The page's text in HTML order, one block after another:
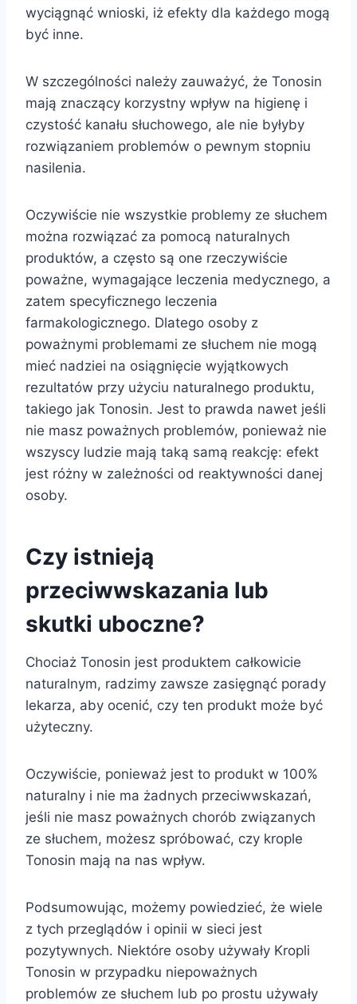
wyciągnąć wnioski, iż efekty dla każdego mogą
być inne.
W szczególności należy zauważyć, że Tonosin
mają znaczący korzystny wpływ na higienę i
czystość kanału słuchowego, ale nie byłyby
rozwiązaniem problemów o pewnym stopniu
nasilenia.
Oczywiście nie wszystkie problemy ze słuchem
można rozwiązać za pomocą naturalnych
produktów, a często są one rzeczywiście
poważne, wymagające leczenia medycznego, a
zatem specyficznego leczenia
farmakologicznego. Dlatego osoby z
poważnymi problemami ze słuchem nie mogą
mieć nadziei na osiągnięcie wyjątkowych
rezultatów przy użyciu naturalnego produktu,
takiego jak Tonosin. Jest to prawda nawet jeśli
nie masz poważnych problemów, ponieważ nie
wszyscy ludzie mają taką samą reakcję: efekt
jest różny w zależności od reaktywności danej
osoby.
Czy istnieją
przeciwwskazania lub
skutki uboczne?
Chociaż Tonosin jest produktem całkowicie
naturalnym, radzimy zawsze zasięgnąć porady
lekarza, aby ocenić, czy ten produkt może być
użyteczny.
Oczywiście, ponieważ jest to produkt w 100%
naturalny i nie ma żadnych przeciwwskazań,
jeśli nie masz poważnych chorób związanych
ze słuchem, możesz spróbować, czy krople
Tonosin mają na nas wpływ.
Podsumowując, możemy powiedzieć, że wiele
z tych przeglądów i opinii w sieci jest
pozytywnych. Niektóre osoby używały Kropli
Tonosin w przypadku niepoważnych
problemów ze słuchem lub po prostu używały